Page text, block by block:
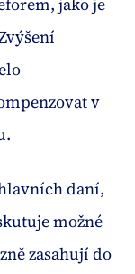
v
daní,
možné
zasahují do